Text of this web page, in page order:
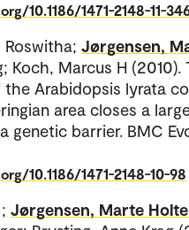
10.1186/1471-2148-11-
Jørgensen,
Koch, Marcus H
Arabidopsis lyrata
area closes a
genetic barrier. BMC
10.1186/1471-2148-10-98
; Jørgensen, Marte